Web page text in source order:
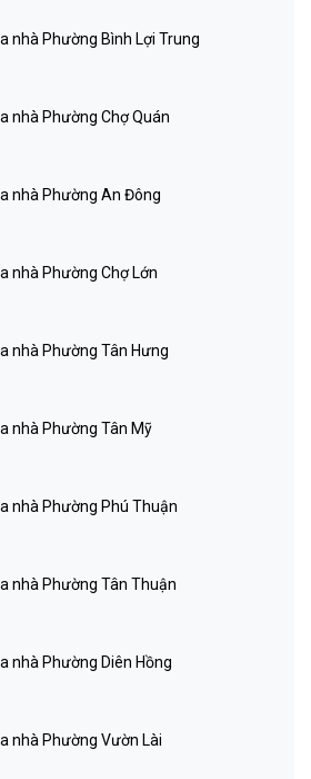
nhà Phường Bình Lợi Trung
nhà Phường Chợ Quán
nhà Phường An Đông
nhà Phường Chợ Lớn
nhà Phường Tân Hưng
nhà Phường Tân Mỹ
nhà Phường Phú Thuận
nhà Phường Tân Thuận
nhà Phường Diên Hồng
nhà Phường Vườn Lài